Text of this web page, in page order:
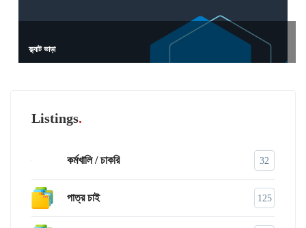
ফ্ল্যাট ভাড়া
Listings
কর্মখালি / চাকরি 32
পাত্র চাই 125